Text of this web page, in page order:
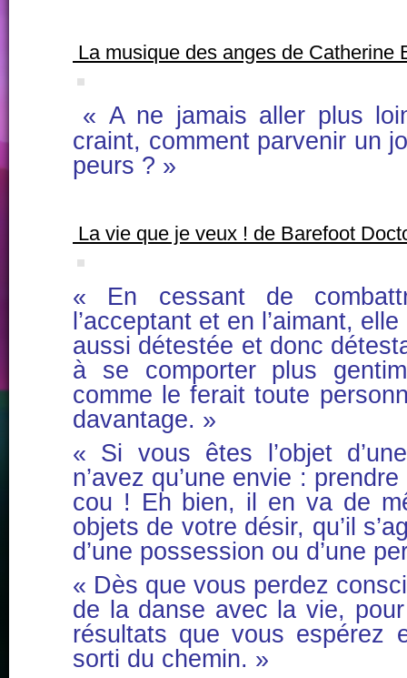
La musique des anges de Catherine
« A ne jamais aller plus
craint, comment parvenir un
peurs ? »
La vie que je veux ! de Barefoot
« En cessant de
l’acceptant et en l’aimant,
aussi détestée et donc
à se comporter plus
comme le ferait toute
davantage. »
« Si vous êtes l’objet
n’avez qu’une envie :
cou ! Eh bien, il en va de
objets de votre désir, qu’il
d’une possession ou d’une
« Dès que vous perdez
de la danse avec la vie,
résultats que vous espérez
sorti du chemin. »